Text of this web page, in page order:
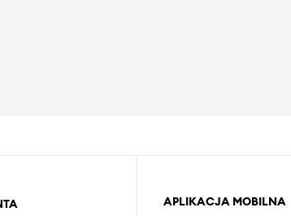
APLIKACJA MOBILNA